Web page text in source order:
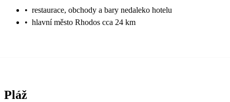
• restaurace, obchody a bary nedaleko hotelu
• hlavní město Rhodos cca 24 km
Pláž